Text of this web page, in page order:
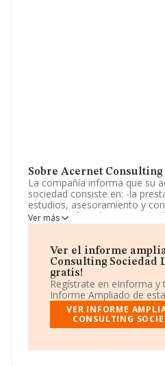
Sobre Acernet
La compañía informa que su
sociedad consiste en: -la
estudios, asesoramiento y
internet, informática,
telecomunicaciones. análisis
gestión de equipos externos.
registrada como Sociedad
corresponde a 6210 con
no tiene actividad en
La empresa española
Limitada , con NIF
Calle Trafalgar núm. 38 18,
Ver más
Ver el informe
Consulting Sociedad
gratis!
Regístrate en eInforma y
Informe Ampliado de
VER INFORME
CONSULTING